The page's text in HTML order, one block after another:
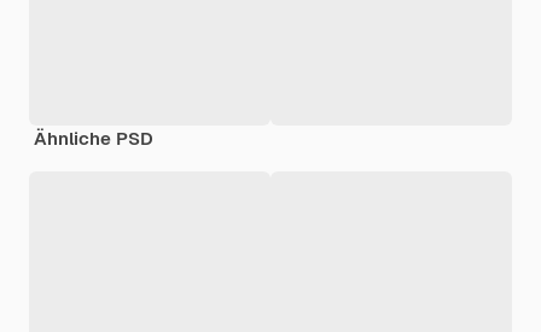
Ähnliche PSD